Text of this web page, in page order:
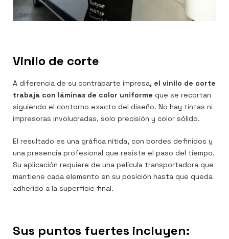
Vinilo de corte
A diferencia de su contraparte impresa, el vinilo de corte
trabaja con láminas de color uniforme que se recortan
siguiendo el contorno exacto del diseño. No hay tintas ni
impresoras involucradas, solo precisión y color sólido.
El resultado es una gráfica nítida, con bordes definidos y
una presencia profesional que resiste el paso del tiempo.
Su aplicación requiere de una película transportadora que
mantiene cada elemento en su posición hasta que queda
adherido a la superficie final.
Sus puntos fuertes incluyen: